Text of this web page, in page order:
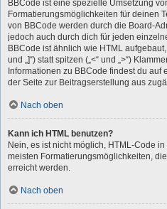
BBCode ist eine spezielle Umsetzung
Formatierungsmöglichkeiten für deinen
von BBCode werden durch die Board-
jedoch auch durch dich für jeden
BBCode ist ähnlich wie HTML
und „]“) statt spitzen („<“ und „>“)
Informationen zu BBCode findest du
der Seite zur Beitragserstellung aus
Nach oben
Kann ich HTML benutzen?
Nein, es ist nicht möglich, HTML-Code
meisten Formatierungsmöglichkeiten,
erreicht werden.
Nach oben